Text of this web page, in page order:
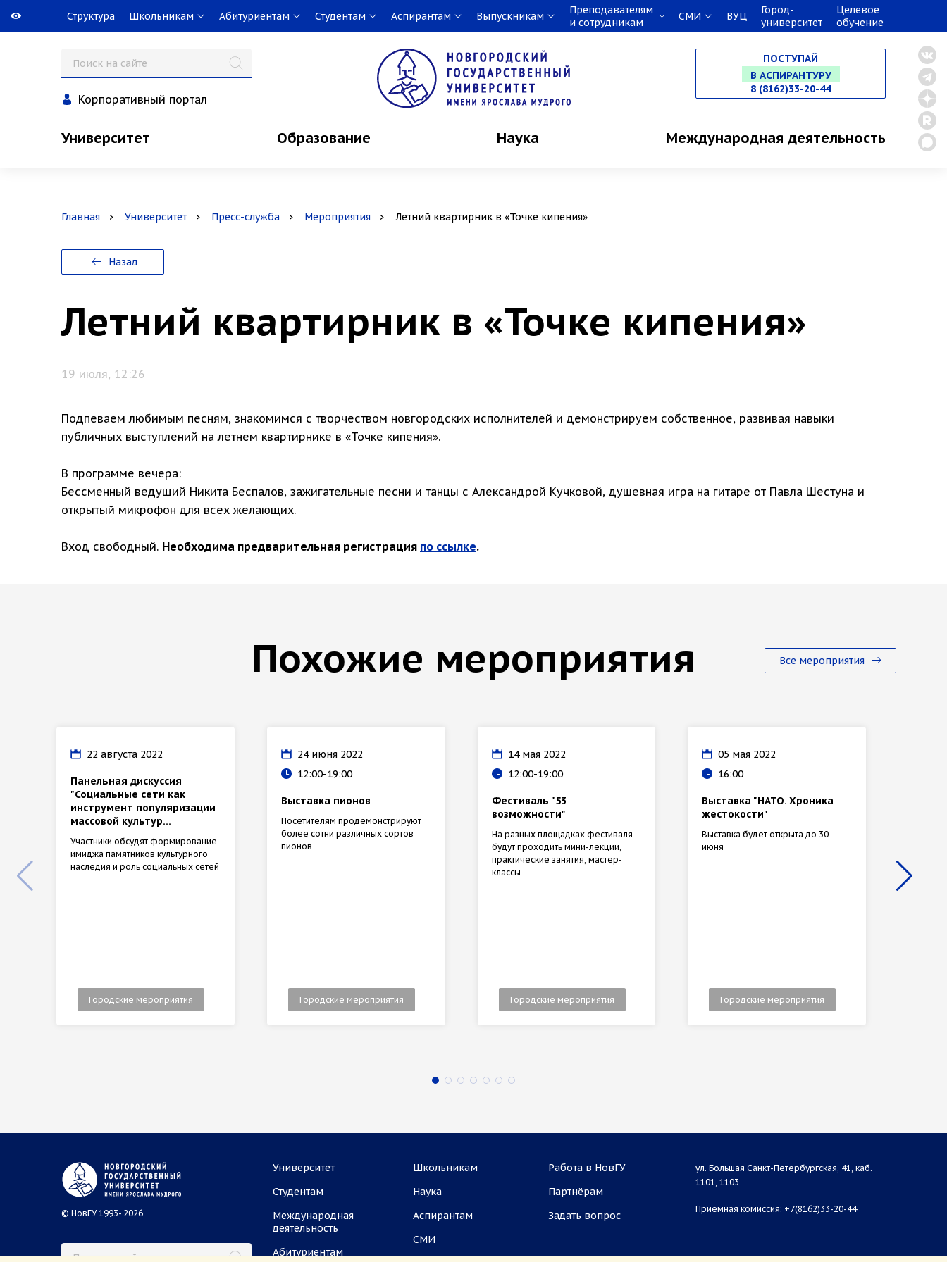
Структура Школьникам Абитуриентам Студентам Аспирантам Выпускникам
Преподавателям
и сотрудникам
СМИ ВУЦ
Город-
университет
Целевое
обучение
Корпоративный портал
ПОСТУПАЙ
НА СПЕЦИАЛИТЕТ
В МАГИСТРАТУРУ
8 (8162)33-20-44
Университет Образование Наука Международная деятельность
Главная Университет Пресс-служба Мероприятия Летний квартирник в «Точке кипения»
Назад
Летний квартирник в «Точке кипения»
19 июля, 12:26
Подпеваем любимым песням, знакомимся с творчеством новгородских исполнителей и демонстрируем собственное, развивая навыки
публичных выступлений на летнем квартирнике в «Точке кипения».
В программе вечера:
Бессменный ведущий Никита Беспалов, зажигательные песни и танцы с Александрой Кучковой, душевная игра на гитаре от Павла Шестуна и
открытый микрофон для всех желающих.
Вход свободный. Необходима предварительная регистрация по ссылке.
Похожие мероприятия Все мероприятия
22 августа 2022
Панельная дискуссия
"Социальные сети как
инструмент популяризации
массовой культур...
Участники обсудят формирование
имиджа памятников культурного
наследия и роль социальных сетей
Городские мероприятия
24 июня 2022
12:00-19:00
Выставка пионов
Посетителям продемонстрируют
более сотни различных сортов
пионов
Городские мероприятия
14 мая 2022
12:00-19:00
Фестиваль "53
возможности"
На разных площадках фестиваля
будут проходить мини-лекции,
практические занятия, мастер-
классы
Городские мероприятия
05 мая 2022
16:00
Выставка "НАТО. Хроника
жестокости"
Выставка будет открыта до 30
июня
Городские мероприятия
© НовГУ 1993- 2026
Университет
Студентам
Международная
деятельность
Абитуриентам
Школьникам
Наука
Аспирантам
СМИ
Работа в НовГУ
Партнёрам
Задать вопрос
ул. Большая Санкт-Петербургская, 41, каб.
1101, 1103
Приемная комиссия: +7(8162)33-20-44